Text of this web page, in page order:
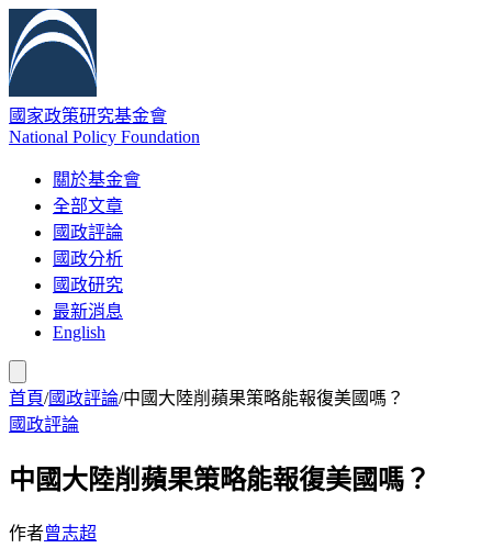
國家政策研究基金會
National Policy Foundation
關於基金會
全部文章
國政評論
國政分析
國政研究
最新消息
English
首頁/國政評論/中國大陸削蘋果策略能報復美國嗎？
國政評論
中國大陸削蘋果策略能報復美國嗎？
作者曾志超